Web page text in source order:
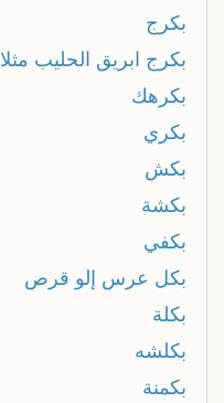
بكرج
بكرج ابريق الحليب مثلا
بكرهك
بكري
بكش
بكشة
بكفي
بكل عرس إلو قرص
بكلة
بكلشه
بكمنة